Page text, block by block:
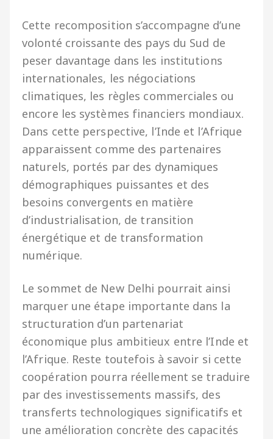
Cette recomposition s’accompagne d’une
volonté croissante des pays du Sud de
peser davantage dans les institutions
internationales, les négociations
climatiques, les règles commerciales ou
encore les systèmes financiers mondiaux.
Dans cette perspective, l’Inde et l’Afrique
apparaissent comme des partenaires
naturels, portés par des dynamiques
démographiques puissantes et des
besoins convergents en matière
d’industrialisation, de transition
énergétique et de transformation
numérique.
Le sommet de New Delhi pourrait ainsi
marquer une étape importante dans la
structuration d’un partenariat
économique plus ambitieux entre l’Inde et
l’Afrique. Reste toutefois à savoir si cette
coopération pourra réellement se traduire
par des investissements massifs, des
transferts technologiques significatifs et
une amélioration concrète des capacités